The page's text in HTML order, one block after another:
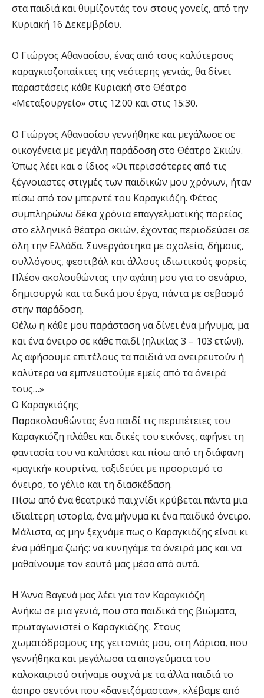
στα παιδιά και θυμίζοντάς τον στους γονείς, από την
Κυριακή 16 Δεκεμβρίου.
Ο Γιώργος Αθανασίου, ένας από τους καλύτερους
καραγκιοζοπαίκτες της νεότερης γενιάς, θα δίνει
παραστάσεις κάθε Κυριακή στο Θέατρο
«Μεταξουργείο» στις 12:00 και στις 15:30.
Ο Γιώργος Αθανασίου γεννήθηκε και μεγάλωσε σε
οικογένεια με μεγάλη παράδοση στο Θέατρο Σκιών.
Όπως λέει και ο ίδιος «Οι περισσότερες από τις
ξέγνοιαστες στιγμές των παιδικών μου χρόνων, ήταν
πίσω από τον μπερντέ του Καραγκιόζη. Φέτος
συμπληρώνω δέκα χρόνια επαγγελματικής πορείας
στο ελληνικό θέατρο σκιών, έχοντας περιοδεύσει σε
όλη την Ελλάδα. Συνεργάστηκα με σχολεία, δήμους,
συλλόγους, φεστιβάλ και άλλους ιδιωτικούς φορείς.
Πλέον ακολουθώντας την αγάπη μου για το σενάριο,
δημιουργώ και τα δικά μου έργα, πάντα με σεβασμό
στην παράδοση.
Θέλω η κάθε μου παράσταση να δίνει ένα μήνυμα, μα
και ένα όνειρο σε κάθε παιδί (ηλικίας 3 – 103 ετών!).
Ας αφήσουμε επιτέλους τα παιδιά να ονειρευτούν ή
καλύτερα να εμπνευστούμε εμείς από τα όνειρά
τους…»
Ο Καραγκιόζης
Παρακολουθώντας ένα παιδί τις περιπέτειες του
Καραγκιόζη πλάθει και δικές του εικόνες, αφήνει τη
φαντασία του να καλπάσει και πίσω από τη διάφανη
«μαγική» κουρτίνα, ταξιδεύει με προορισμό το
όνειρο, το γέλιο και τη διασκέδαση.
Πίσω από ένα θεατρικό παιχνίδι κρύβεται πάντα μια
ιδιαίτερη ιστορία, ένα μήνυμα κι ένα παιδικό όνειρο.
Μάλιστα, ας μην ξεχνάμε πως ο Καραγκιόζης είναι κι
ένα μάθημα ζωής: να κυνηγάμε τα όνειρά μας και να
μαθαίνουμε τον εαυτό μας μέσα από αυτά.
Η Άννα Βαγενά μας λέει για τον Καραγκιόζη
Ανήκω σε μια γενιά, που στα παιδικά της βιώματα,
πρωταγωνιστεί ο Καραγκιόζης. Στους
χωματόδρομους της γειτονιάς μου, στη Λάρισα, που
γεννήθηκα και μεγάλωσα τα απογεύματα του
καλοκαιριού στήναμε συχνά με τα άλλα παιδιά το
άσπρο σεντόνι που «δανειζόμασταν», κλέβαμε από